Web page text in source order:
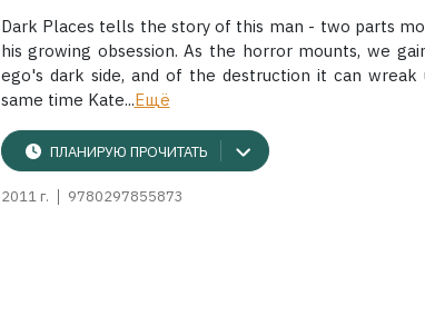
Dark Places tells the story of this man - two parts
his growing obsession. As the horror mounts, we
ego's dark side, and of the destruction it can
same time Kate...Ещё
ПЛАНИРУЮ ПРОЧИТАТЬ
2011 г. 9780297855873